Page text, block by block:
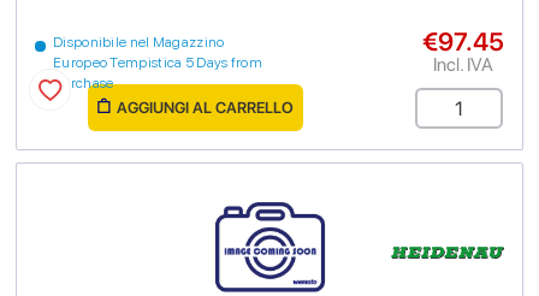
Disponibile nel Magazzino
Europeo Tempistica 5 Days from
purchase
€97.45
Incl. IVA
AGGIUNGI AL CARRELLO